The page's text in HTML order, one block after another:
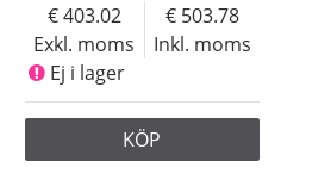
Exkl. moms
403.02
Inkl. moms
503.78
Ej i lager
KÖP